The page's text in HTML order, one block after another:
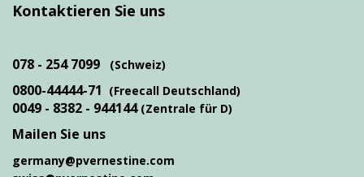
Kontaktieren Sie uns
078 - 254 7099 (Schweiz)
0800-44444-71 (Freecall Deutschland)
0049 - 8382 - 944144 (Zentrale für D)
Mailen Sie uns
germany@pvernestine.com